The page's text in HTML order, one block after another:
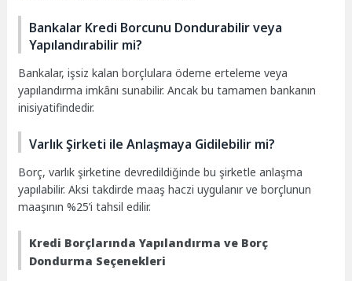
Bankalar Kredi Borcunu Dondurabilir veya
Yapılandırabilir mi?
Bankalar, işsiz kalan borçlulara ödeme erteleme veya
yapılandırma imkânı sunabilir. Ancak bu tamamen bankanın
inisiyatifindedir.
Varlık Şirketi ile Anlaşmaya Gidilebilir mi?
Borç, varlık şirketine devredildiğinde bu şirketle anlaşma
yapılabilir. Aksi takdirde maaş haczi uygulanır ve borçlunun
maaşının %25’i tahsil edilir.
Kredi Borçlarında Yapılandırma ve Borç
Dondurma Seçenekleri